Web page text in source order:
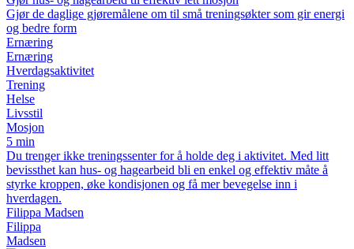
Gjør de daglige gjøremålene om til små treningsøkter som gir energi
og bedre form
Ernæring
Ernæring
Hverdagsaktivitet
Trening
Helse
Livsstil
Mosjon
5 min
Du trenger ikke treningssenter for å holde deg i aktivitet. Med litt
bevissthet kan hus- og hagearbeid bli en enkel og effektiv måte å
styrke kroppen, øke kondisjonen og få mer bevegelse inn i
hverdagen.
Filippa Madsen
Filippa
Madsen